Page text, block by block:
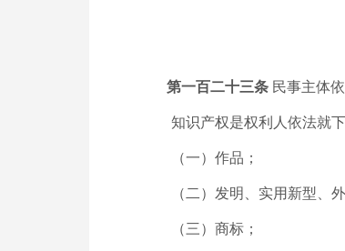
第一百二十三条 民事主体
知识产权是权利人依法就
（一）作品；
（二）发明、实用新型、
（三）商标；